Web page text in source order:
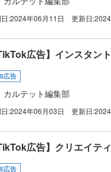
:2024年06月11日 更新日:
広告】インスタン
広告
カルテット編集部
:2024年06月03日 更新日:
広告】クリエイテ
広告